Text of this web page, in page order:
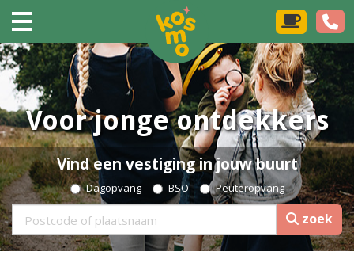
Voor jonge ontdekkers
Vind een vestiging in jouw buurt
Dagopvang BSO Peuteropvang
zoek